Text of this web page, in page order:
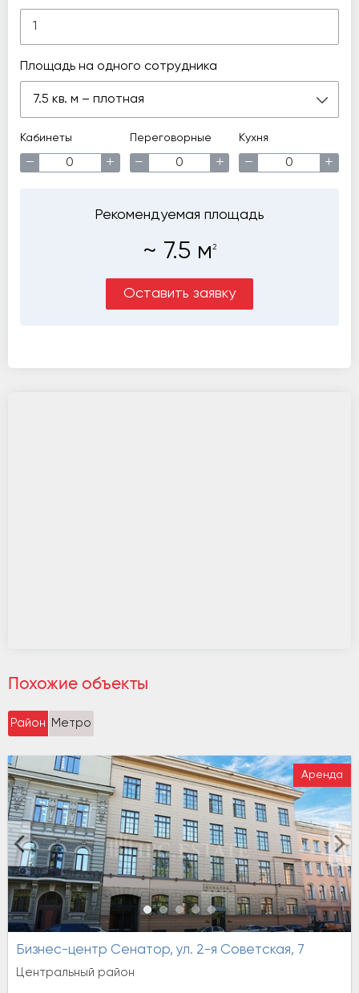
Площадь на одного сотрудника
7.5 кв. м – плотная
Кабинеты
− +
Переговорные
− +
Кухня
− +
Рекомендуемая площадь
~ 7.5 м 2
Оставить заявку
Похожие объекты
Район Метро
Аренда
Бизнес-центр Сенатор, ул. 2-я Советская, 7
Центральный район